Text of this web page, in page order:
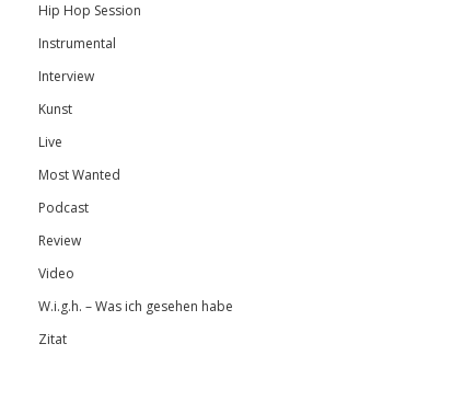
Hip Hop Session
Instrumental
Interview
Kunst
Live
Most Wanted
Podcast
Review
Video
W.i.g.h. – Was ich gesehen habe
Zitat